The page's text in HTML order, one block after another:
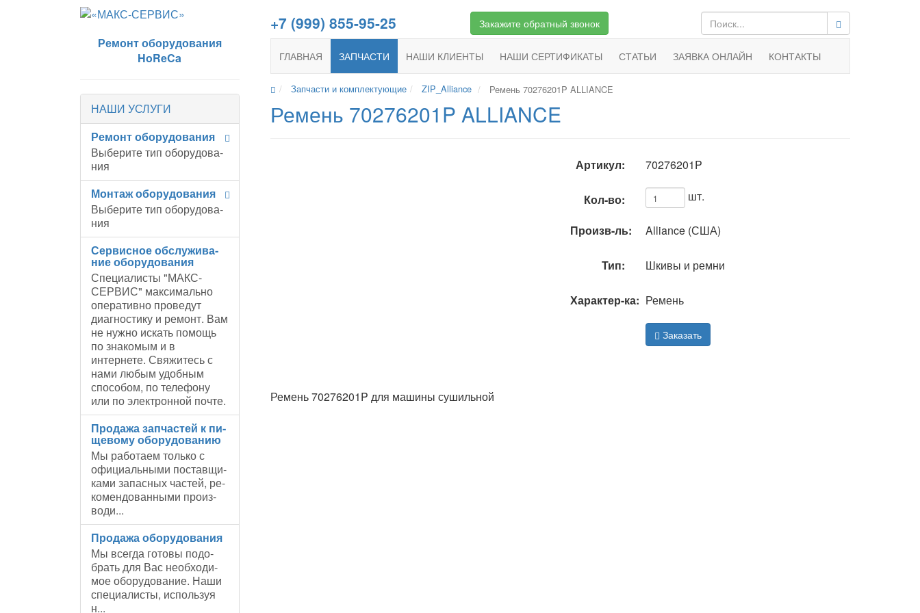
Ремонт оборудования
HoReCa
НАШИ УСЛУГИ
Ре­монт обо­ру­до­ва­ния
Вы­бе­ри­те тип обо­ру­до­ва­
ния
Мон­таж обо­ру­до­ва­ния
Вы­бе­ри­те тип обо­ру­до­ва­
ния
Сер­вис­ное об­слу­жи­ва­
ние обо­ру­до­ва­ния
Специалисты "МАКС-
СЕРВИС" максимально
оперативно проведут
диагностику и ремонт. Вам
не нужно искать помощь
по знакомым и в
интернете. Свяжитесь с
нами любым удобным
способом, по телефону
или по электронной почте.
Про­да­жа зап­ча­стей к пи­
ще­во­му обо­ру­до­ва­нию
Мы ра­бо­та­ем толь­ко с
офи­ци­аль­ны­ми по­став­щи­
ка­ми за­пас­ных ча­стей, ре­
ко­мен­до­ван­ны­ми про­из­
во­ди...
Про­да­жа обо­ру­до­ва­ния
Мы все­гда го­то­вы по­до­
брать для Вас необ­хо­ди­
мое обо­ру­до­ва­ние. На­ши
спе­ци­а­ли­сты, ис­поль­зуя
н...
+7 (999) 855-95-25 Закажите обратный звонок
ГЛАВНАЯ ЗАПЧАСТИ НАШИ КЛИЕНТЫ НАШИ СЕРТИФИКАТЫ СТАТЬИ ЗАЯВКА ОНЛАЙН КОНТАКТЫ
Запчасти и комплектующие ZIP_Alliance Ремень 70276201P ALLIANCE
Ремень 70276201P ALLIANCE
Артикул: 70276201P
Кол-во: шт.
Произв-ль: Alliance (США)
Тип: Шкивы и ремни
Характер-ка: Ремень
Заказать
Ремень 70276201P для машины сушильной